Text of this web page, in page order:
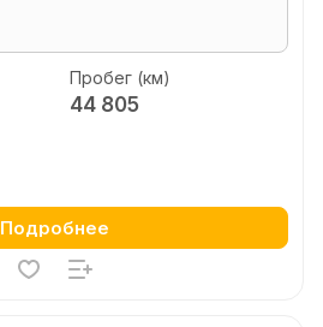
Пробег (км)
44 805
Подробнее